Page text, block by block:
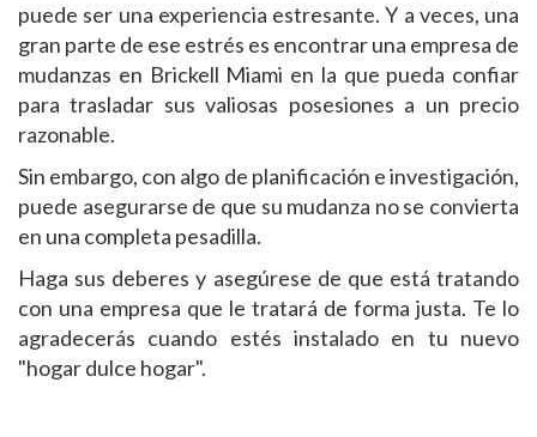
puede ser una experiencia estresante. Y a veces, una
gran parte de ese estrés es encontrar una empresa de
mudanzas en Brickell Miami en la que pueda confiar
para trasladar sus valiosas posesiones a un precio
razonable.
Sin embargo, con algo de planificación e investigación,
puede asegurarse de que su mudanza no se convierta
en una completa pesadilla.
Haga sus deberes y asegúrese de que está tratando
con una empresa que le tratará de forma justa. Te lo
agradecerás cuando estés instalado en tu nuevo
"hogar dulce hogar".